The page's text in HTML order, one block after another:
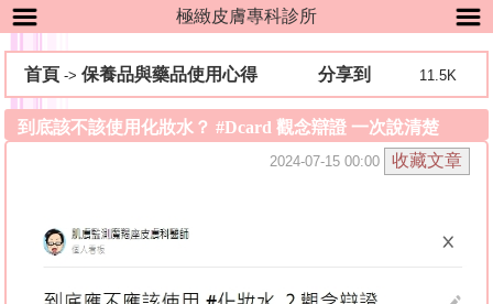
極緻皮膚專科診所
首頁 ->保養品與藥品使用心得 分享到 11.5K
到底該不該使用化妝水？ #Dcard 觀念辯證 一次說清楚
2024-07-15 00:00